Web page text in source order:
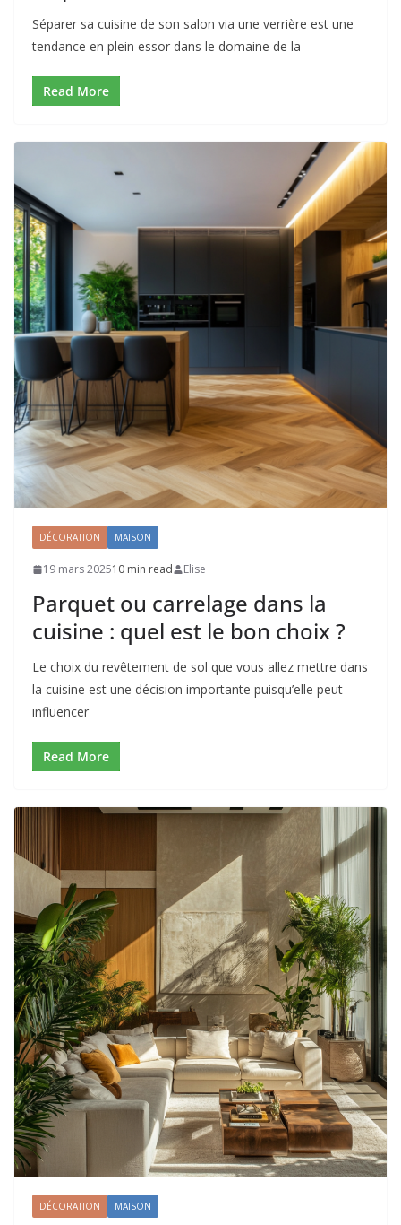
Séparer sa cuisine de son salon via une verrière est une
tendance en plein essor dans le domaine de la
Read More
DÉCORATION MAISON
19 mars 202510 min read Elise
Parquet ou carrelage dans la
cuisine : quel est le bon choix ?
Le choix du revêtement de sol que vous allez mettre dans
la cuisine est une décision importante puisqu’elle peut
influencer
Read More
DÉCORATION MAISON